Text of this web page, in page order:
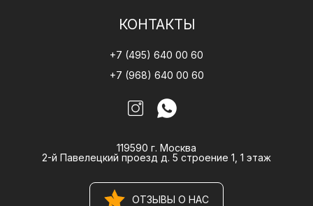
КОНТАКТЫ
+7 (495) 640 00 60
+7 (968) 640 00 60
119590 г. Москва
2-й Павелецкий проезд д. 5 строение 1, 1 этаж
ОТЗЫВЫ О НАС